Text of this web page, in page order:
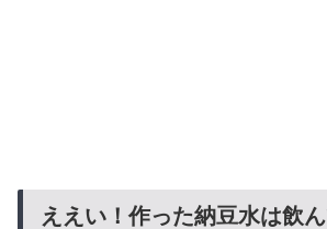
ええい！作った納豆水は飲